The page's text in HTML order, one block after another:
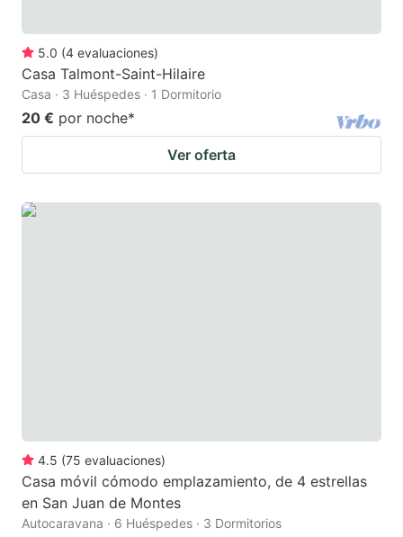
5.0 (4 evaluaciones)
Casa Talmont-Saint-Hilaire
Casa · 3 Huéspedes · 1 Dormitorio
20 € por noche*
Ver oferta
4.5 (75 evaluaciones)
Casa móvil cómodo emplazamiento, de 4 estrellas
en San Juan de Montes
Autocaravana · 6 Huéspedes · 3 Dormitorios